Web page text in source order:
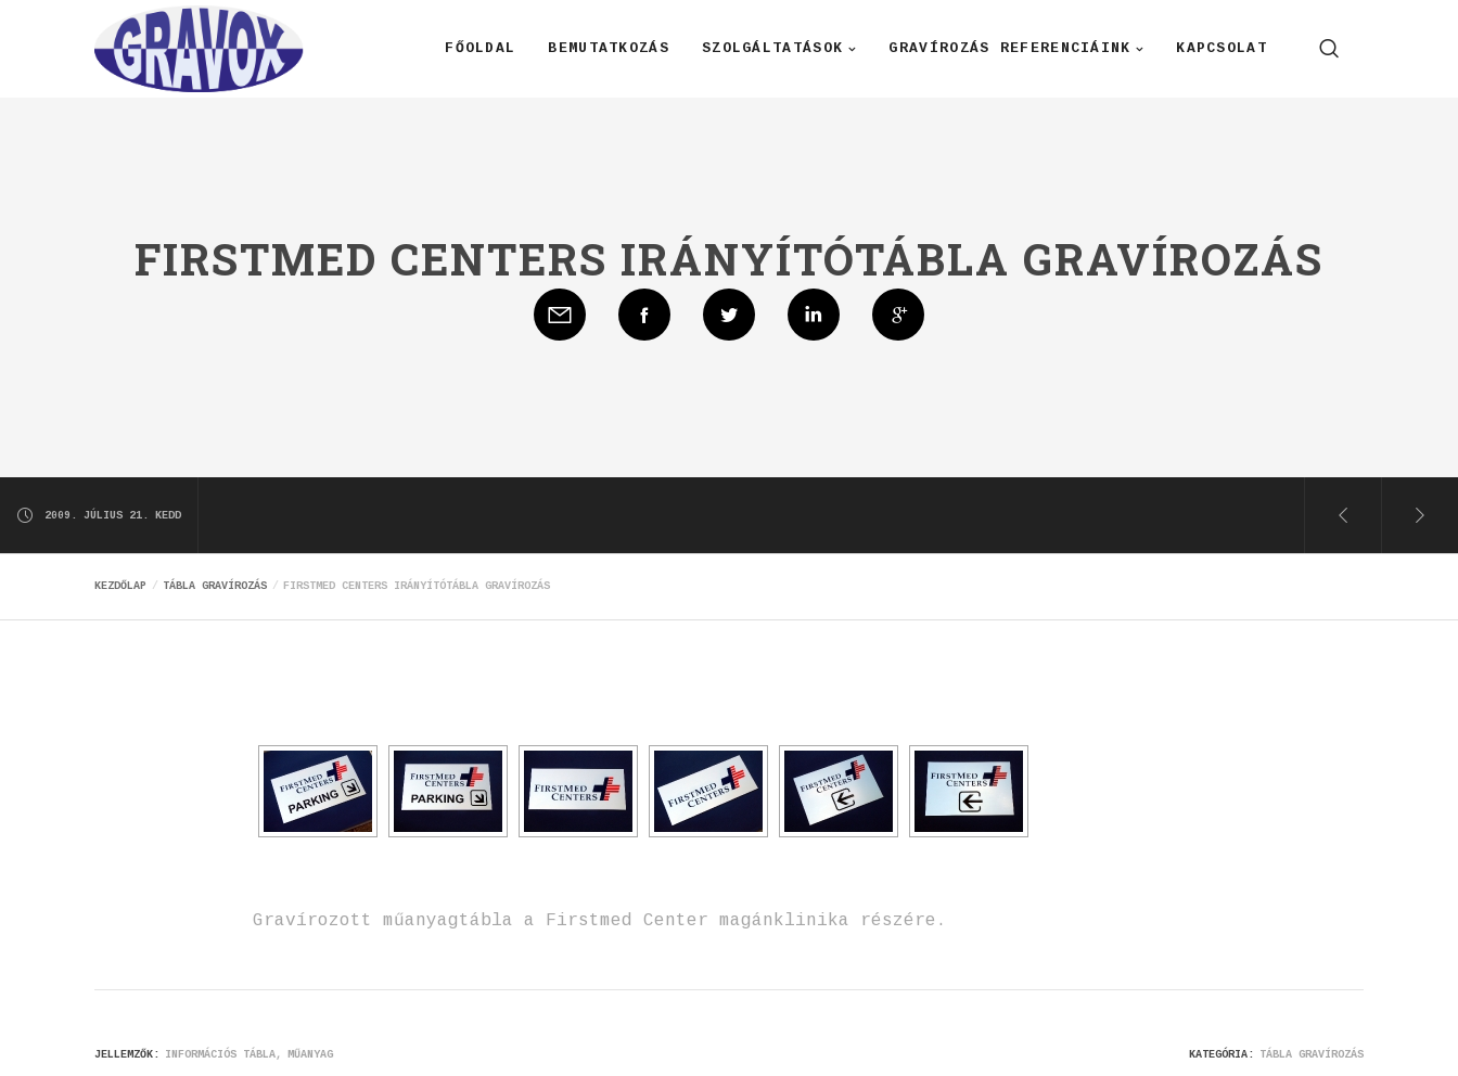
FŐOLDAL BEMUTATKOZÁS SZOLGÁLTATÁSOK GRAVÍROZÁS REFERENCIÁINK KAPCSOLAT
FIRSTMED CENTERS IRÁNYÍTÓTÁBLA GRAVÍROZÁS
2009. JÚLIUS 21. KEDD
KEZDŐLAP TÁBLA GRAVÍROZÁS FIRSTMED CENTERS IRÁNYÍTÓTÁBLA GRAVÍROZÁS
Gravírozott műanyagtábla a Firstmed Center magánklinika részére.
JELLEMZŐK: INFORMÁCIÓS TÁBLA MŰANYAG KATEGÓRIA: TÁBLA GRAVÍROZÁS